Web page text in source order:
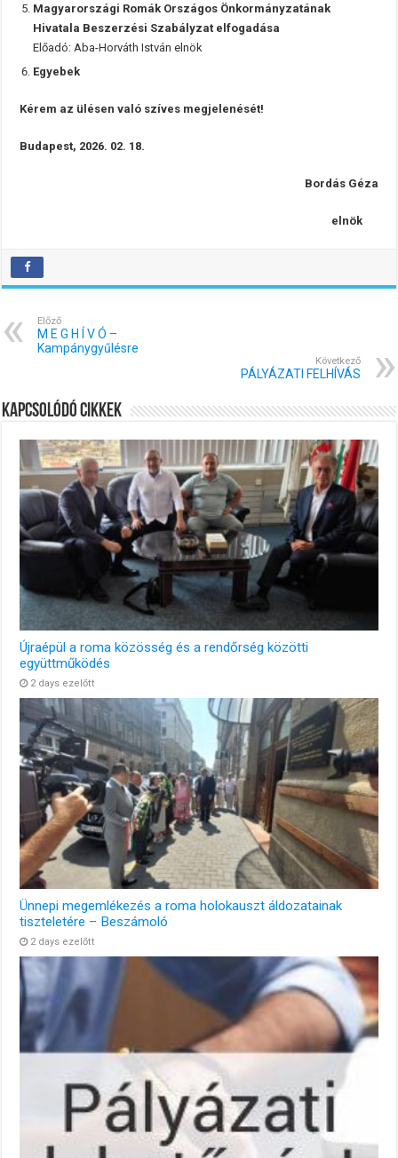
Magyarországi Romák Országos Önkormányzatának
Hivatala Beszerzési Szabályzat elfogadása
Előadó: Aba-Horváth István elnök
Egyebek
Kérem az ülésen való szíves megjelenését!
Budapest, 2026. 02. 18.
Bordás Géza
elnök
Előző
M E G H Í V Ó –
Kampánygyűlésre
Következő
PÁLYÁZATI FELHÍVÁS
Kapcsolódó cikkek
Újraépül a roma közösség és a rendőrség közötti
együttműködés
2 days ezelőtt
Ünnepi megemlékezés a roma holokauszt áldozatainak
tiszteletére – Beszámoló
2 days ezelőtt